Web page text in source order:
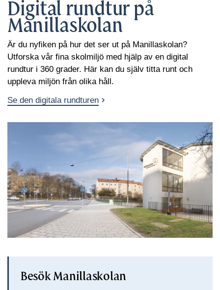
Digital rundtur på
Manillaskolan
Är du nyfiken på hur det ser ut på Manillaskolan?
Utforska vår fina skolmiljö med hjälp av en digital
rundtur i 360 grader. Här kan du själv titta runt och
uppleva miljön från olika håll.
Se den digitala rundturen
Besök Manillaskolan